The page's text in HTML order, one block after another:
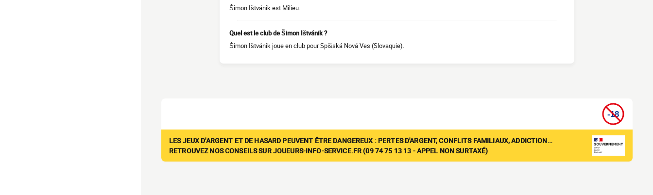
Šimon Ištvánik est Milieu.
Quel est le club de Šimon Ištvánik ?
Šimon Ištvánik joue en club pour Spišská Nová Ves (Slovaquie).
LES JEUX D'ARGENT ET DE HASARD PEUVENT ÊTRE DANGEREUX : PERTES D'ARGENT, CONFLITS FAMILIAUX, ADDICTION…
RETROUVEZ NOS CONSEILS SUR JOUEURS-INFO-SERVICE.FR (09 74 75 13 13 - APPEL NON SURTAXÉ)